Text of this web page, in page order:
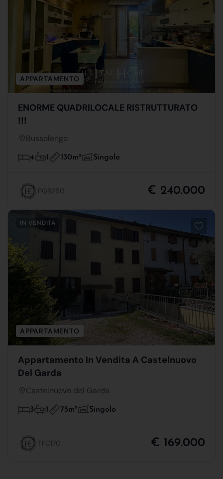
APPARTAMENTO
ENORME QUADRILOCALE RISTRUTTURATO
!!!
Bussolengo
4 1 130m2 Singolo
PQB250 € 240.000
IN VENDITA
APPARTAMENTO
Appartamento In Vendita A Castelnuovo
Del Garda
Castelnuovo del Garda
3 1 75m2 Singolo
TFC170 € 169.000